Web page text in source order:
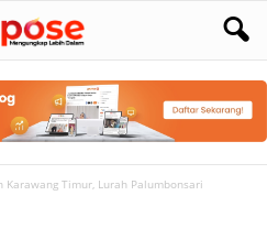
Karawang Timur, Lurah Palumbonsari